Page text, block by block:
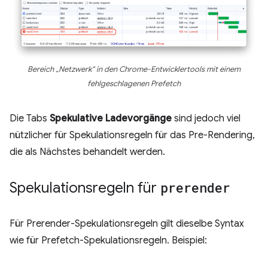
Bereich „Netzwerk“ in den Chrome-Entwicklertools mit einem
fehlgeschlagenen Prefetch
Die Tabs Spekulative Ladevorgänge sind jedoch viel
nützlicher für Spekulationsregeln für das Pre-Rendering,
die als Nächstes behandelt werden.
Spekulationsregeln für prerender
Für Prerender-Spekulationsregeln gilt dieselbe Syntax
wie für Prefetch-Spekulationsregeln. Beispiel: